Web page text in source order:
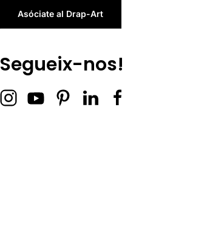
Asóciate al Drap-Art
Segueix-nos!